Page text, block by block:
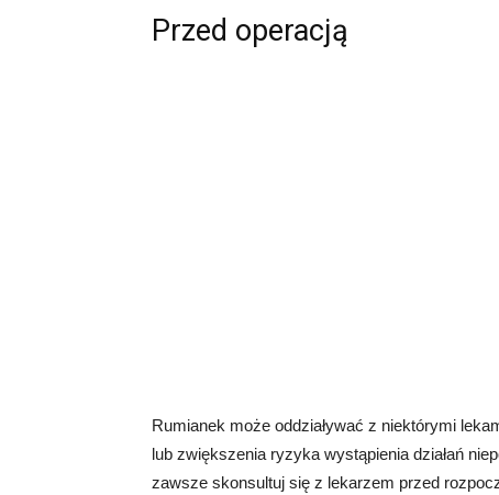
Przed operacją
Rumianek może oddziaływać z niektórymi
lub zwiększenia ryzyka wystąpienia działań
zawsze skonsultuj się z lekarzem przed